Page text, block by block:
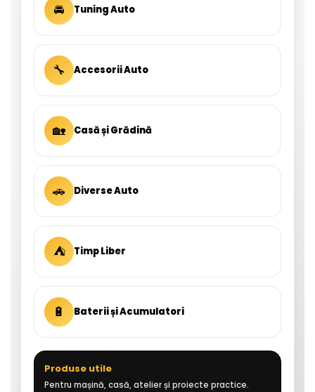
🚘 Tuning Auto
🔧 Accesorii Auto
🏡 Casă și Grădină
🚗 Diverse Auto
⛺ Timp Liber
🔋 Baterii și Acumulatori
Produse utile
Pentru mașină, casă, atelier și proiecte practice.